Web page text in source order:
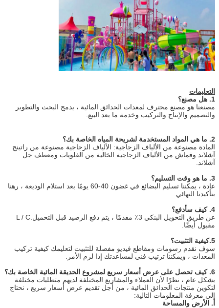
التعليمات
1. هل مصنع؟
مصنعنا هو مصنع محترف لمعدات الحدائق المائية ، يدمج البحث والتطوير
والتصميم والإنتاج والتركيب وخدمة ما بعد البيع.
2. ما هي المواد المستخدمة لشريحة المياه الخاصة بك؟
المادة مصنوعة من الألياف الزجاجية: الألياف الزجاجية مصنوعة من راتينج
آشلاند وقماش من الألياف الزجاجية الخالية من القلويات ومعطف جل
آشلاند.
3. ما هو وقت التسليم؟
عادة ، يمكننا تسليم البضائع في غضون 40-60 يومًا بعد استلام الوديعة ، رهنا
بتأكيدنا النهائي.
4. كيف سأدفع؟
عن طريق التحويل البنكي 3٪ مقدمًا ، يتم دفع الرصيد قبل التحميل.L / C
مقبول أيضًا.
5.كيفية التثبيت؟
سوف نقدم رسومات ومقاطع فيديو مفصلة للتثبيت لتعليمك كيفية تركيب
المعدات ، ويمكننا ترتيب فني لمساعدتك إذا لزم الأمر.
6. كيف تحصل على عرض أسعار سريع لمشروع الحديقة المائية الخاصة بك؟
بشكل عام ، نظرًا لأن العملاء والمشاريع المختلفة لديهم متطلبات مختلفة
لتكوين منتجات الحدائق المائية ، من أجل تقديم عرض أسعار سريع ، نحتاج
إلى معرفة المعلومات التالية:
أ. الأرض والمساحة